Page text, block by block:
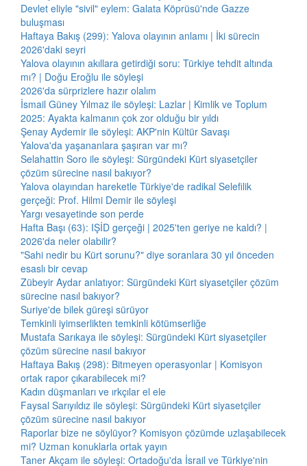
Devlet eliyle "sivil" eylem: Galata Köprüsü'nde Gazze
buluşması
Haftaya Bakış (299): Yalova olayının anlamı | İki sürecin
2026'daki seyri
Yalova olayının akıllara getirdiği soru: Türkiye tehdit altında
mı? | Doğu Eroğlu ile söyleşi
2026'da sürprizlere hazır olalım
İsmail Güney Yılmaz ile söyleşi: Lazlar | Kimlik ve Toplum
2025: Ayakta kalmanın çok zor olduğu bir yıldı
Şenay Aydemir ile söyleşi: AKP'nin Kültür Savaşı
Yalova'da yaşananlara şaşıran var mı?
Selahattin Soro ile söyleşi: Sürgündeki Kürt siyasetçiler
çözüm sürecine nasıl bakıyor?
Yalova olayından hareketle Türkiye'de radikal Selefilik
gerçeği: Prof. Hilmi Demir ile söyleşi
Yargı vesayetinde son perde
Hafta Başı (63): IŞİD gerçeği | 2025'ten geriye ne kaldı? |
2026'da neler olabilir?
"Sahi nedir bu Kürt sorunu?" diye soranlara 30 yıl önceden
esaslı bir cevap
Zübeyir Aydar anlatıyor: Sürgündeki Kürt siyasetçiler çözüm
sürecine nasıl bakıyor?
Suriye'de bilek güreşi sürüyor
Temkinli iyimserlikten temkinli kötümserliğe
Mustafa Sarıkaya ile söyleşi: Sürgündeki Kürt siyasetçiler
çözüm sürecine nasıl bakıyor
Haftaya Bakış (298): Bitmeyen operasyonlar | Komisyon
ortak rapor çıkarabilecek mi?
Kadın düşmanları ve ırkçılar el ele
Faysal Sarıyıldız ile söyleşi: Sürgündeki Kürt siyasetçiler
çözüm sürecine nasıl bakıyor
Raporlar bize ne söylüyor? Komisyon çözümde uzlaşabilecek
mi? Uzman konuklarla ortak yayın
Taner Akçam ile söyleşi: Ortadoğu'da İsrail ve Türkiye'nin